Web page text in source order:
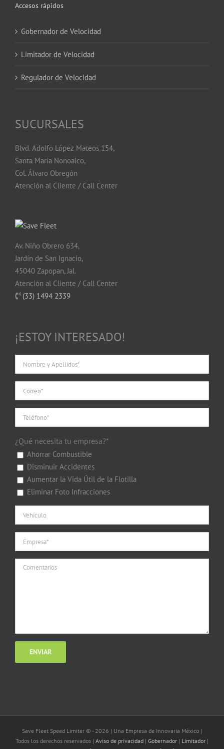
Accesos rápidos
Gobernador de Velocidad
Limitador de Velocidad
Regulador de Velocidad
SUCURSALES
Blvd. Adolfo López Mateos 154,
Santa María Nonoalco,
Col. Álvaro Obregón
Atención al Cliente / Call Center
Av. Niño Obrero 634,
Jardín de San Ignacio,
45040 Zapopan, Jal.
Atención al Cliente / Call Center
(33) 1494 2339
¡ESTOY INTERESADO!
¿Qué necesita tu empresa?*
Ahorrar Combustible
Disminuir Accidentes
Aumentar la Vida Útil de la Flotilla
Eliminar Foto Infracciones
Save Fleet Speed Limiter © - 2026 | Una Empresa de Innovaria México |
Todos los derechos reservados | Aviso de privacidad | Gobernador | Limitador |